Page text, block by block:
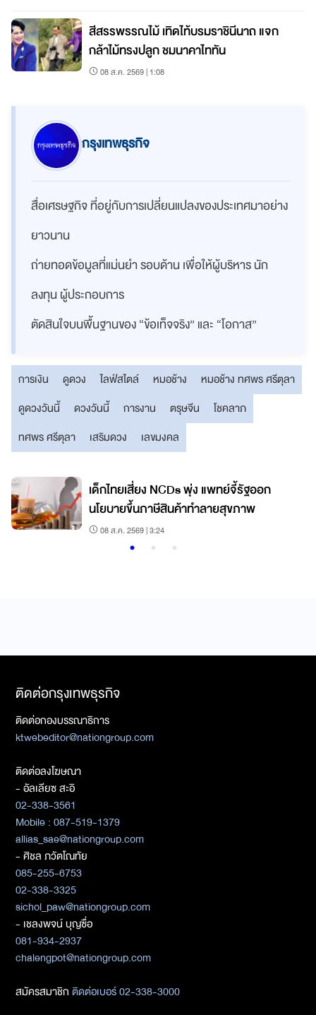
สีสรรพรรณไม้ เทิดไท้บรมราชินีนาถ แจก
กล้าไม้ทรงปลูก ชมนาคาไททัน
08 ส.ค. 2569 | 1:08
กรุงเทพธุรกิจ
สื่อเศรษฐกิจ ที่อยู่กับการเปลี่ยนแปลงของประเทศมาอย่าง
ยาวนาน
ถ่ายทอดข้อมูลที่แม่นยำ รอบด้าน เพื่อให้ผู้บริหาร นัก
ลงทุน ผู้ประกอบการ
ตัดสินใจบนพื้นฐานของ “ข้อเท็จจริง” และ “โอกาส”
การเงิน ดูดวง ไลฟ์สไตล์ หมอช้าง
หมอช้าง ทศพร ศรีตุลา
ดูดวงวันนี้
ดวงวันนี้ การงาน ตรุษจีน
โชคลาภ
ทศพร ศรีตุลา
เสริมดวง เลขมงคล
เด็กไทยเสี่ยง NCDs พุ่ง แพทย์จี้รัฐออก
นโยบายขึ้นภาษีสินค้าทำลายสุขภาพ
08 ส.ค. 2569 | 3:24
ติดต่อกรุงเทพธุรกิจ
ติดต่อกองบรรณาธิการ
ktwebeditor@nationgroup.com
ติดต่อลงโฆษณา
- อัลเลียซ สะอิ
02-338-3561
Mobile : 087-519-1379
allias_sae@nationgroup.com
- ศิชล ภวัตโณทัย
085-255-6753
02-338-3325
sichol_paw@nationgroup.com
- เชลงพจน์ บุญซื่อ
081-934-2937
chalengpot@nationgroup.com
สมัครสมาชิกติดต่อเบอร์ 02-338-3000